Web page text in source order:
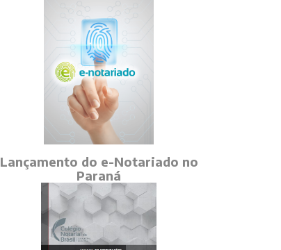
Lançamento do e-Notariado no
Paraná